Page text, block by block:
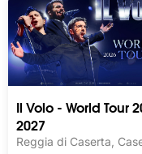
Il Volo - World Tour
2027
Reggia di Caserta,